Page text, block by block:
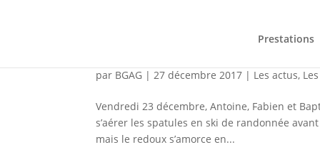
Prestations
Perfectionnement ski
par BGAG |27 décembre 2017 | Les actus,
Vendredi 23 décembre, Antoine, Fabien et
s’aérer les spatules en ski de randonnée
mais le redoux s’amorce en...